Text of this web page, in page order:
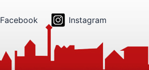
Facebook Instagram